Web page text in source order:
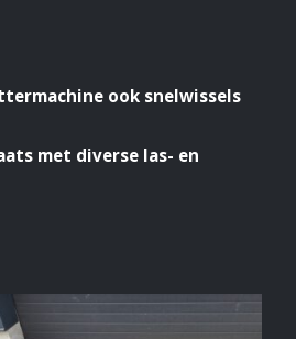
ook snelwissels
met diverse las- en